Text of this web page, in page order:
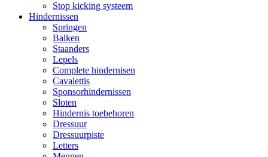
Stop kicking systeem
Hindernissen
Springen
Balken
Staanders
Lepels
Complete hindernisen
Cavalettis
Sponsorhindernissen
Sloten
Hindernis toebehoren
Dressuur
Dressuurpiste
Letters